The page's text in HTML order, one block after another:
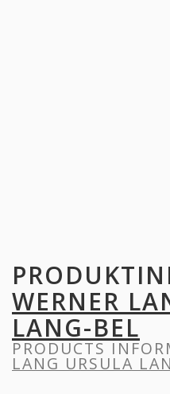
WERNER
LANG-BEL
PRODUCTS
LANG URSULA